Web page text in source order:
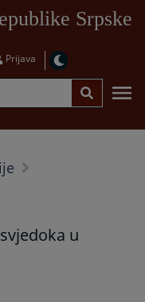
Srpske
Prijava
u